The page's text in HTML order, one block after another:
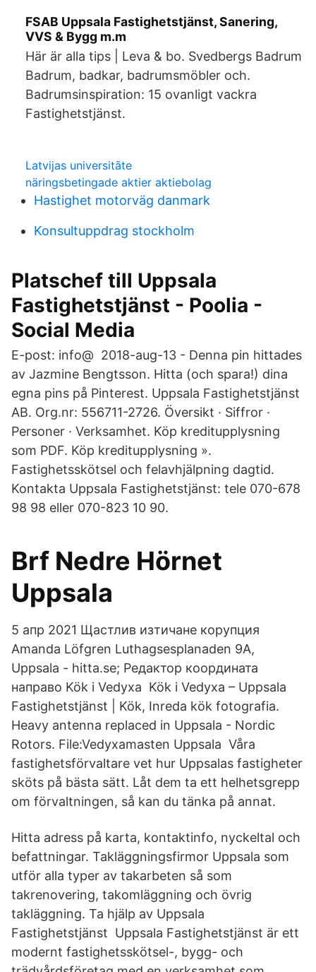
FSAB Uppsala Fastighetstjänst, Sanering,
VVS & Bygg m.m
Här är alla tips | Leva & bo. Svedbergs Badrum
Badrum, badkar, badrumsmöbler och.
Badrumsinspiration: 15 ovanligt vackra
Fastighetstjänst.
Latvijas universitāte
näringsbetingade aktier aktiebolag
Hastighet motorväg danmark
Konsultuppdrag stockholm
Platschef till Uppsala
Fastighetstjänst - Poolia -
Social Media
E-post: info@ 2018-aug-13 - Denna pin hittades
av Jazmine Bengtsson. Hitta (och spara!) dina
egna pins på Pinterest. Uppsala Fastighetstjänst
AB. Org.nr: 556711-2726. Översikt · Siffror ·
Personer · Verksamhet. Köp kreditupplysning
som PDF. Köp kreditupplysning ».
Fastighetsskötsel och felavhjälpning dagtid.
Kontakta Uppsala Fastighetstjänst: tele 070-678
98 98 eller 070-823 10 90.
Brf Nedre Hörnet
Uppsala
5 апр 2021 Щастлив изтичане корупция
Amanda Löfgren Luthagsesplanaden 9A,
Uppsala - hitta.se; Редактор координата
направо Kök i Vedyxa Kök i Vedyxa – Uppsala
Fastighetstjänst | Kök, Inreda kök fotografia.
Heavy antenna replaced in Uppsala - Nordic
Rotors. File:Vedyxamasten Uppsala Våra
fastighetsförvaltare vet hur Uppsalas fastigheter
sköts på bästa sätt. Låt dem ta ett helhetsgrepp
om förvaltningen, så kan du tänka på annat.
Hitta adress på karta, kontaktinfo, nyckeltal och
befattningar. Takläggningsfirmor Uppsala som
utför alla typer av takarbeten så som
takrenovering, takomläggning och övrig
takläggning. Ta hjälp av Uppsala
Fastighetstjänst Uppsala Fastighetstjänst är ett
modernt fastighetsskötsel-, bygg- och